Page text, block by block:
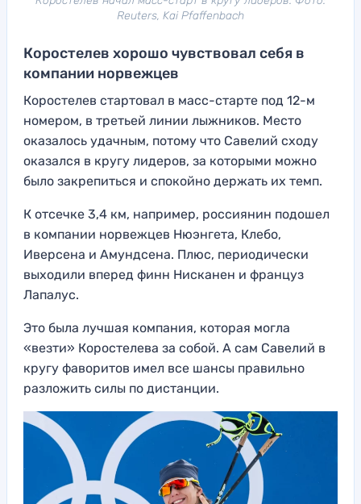
Reuters, Kai Pfaffenbach
Коростелев хорошо чувствовал себя в
компании норвежцев
Коростелев стартовал в масс-старте под 12-м
номером, в третьей линии лыжников. Место
оказалось удачным, потому что Савелий сходу
оказался в кругу лидеров, за которыми можно
было закрепиться и спокойно держать их темп.
К отсечке 3,4 км, например, россиянин подошел
в компании норвежцев Нюэнгета, Клебо,
Иверсена и Амундсена. Плюс, периодически
выходили вперед финн Нисканен и француз
Лапалус.
Это была лучшая компания, которая могла
«везти» Коростелева за собой. А сам Савелий в
кругу фаворитов имел все шансы правильно
разложить силы по дистанции.